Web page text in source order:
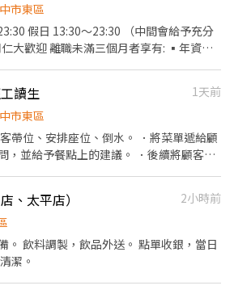
市東區
面試時與主管確認班表 ⭕工作內容 ▪外
→商品提供→食材補充→確認結帳金額→
進貨、準備、整理→料理製作→提供餐點→
貨 等 ⭕獎金福利 ▪生日禮券 ▪不定期活
商業禮儀、衛生知識及專業的烹飪技巧，
，例如：成本控管及數據分析等專業知識
費為5分鐘為單位計算，重視員工的辛勤付
更多人有機會品嚐美味平價壽司，致力
讀生
1天前
市東區
帶位、安排座位、倒水。 ．將菜單遞給顧
，並給予餐點上的建議。 ．後續將顧客點
餐飲內場： ．擔任廚師的助手，處理烹飪
其他餐廳相關事務。 ．負責洗、剝、削、
工作環境、設備和餐具。 ．準備不同餐點
量食材的容量與重量。 ．負責擺盤、打包
、太平店）
2小時前
。 飲料調製，飲品外送。 點單收銀，當日
潔。